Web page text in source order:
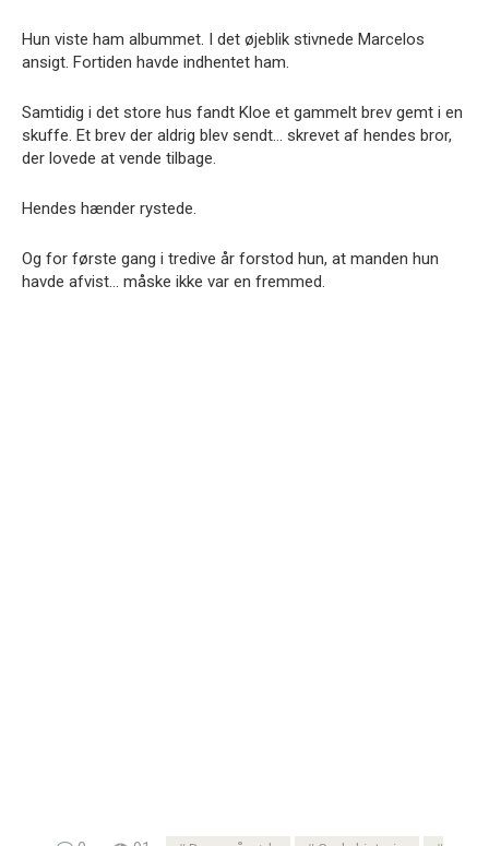
Hun viste ham albummet. I det øjeblik stivnede Marcelos
ansigt. Fortiden havde indhentet ham.
Samtidig i det store hus fandt Kloe et gammelt brev gemt i en
skuffe. Et brev der aldrig blev sendt… skrevet af hendes bror,
der lovede at vende tilbage.
Hendes hænder rystede.
Og for første gang i tredive år forstod hun, at manden hun
havde afvist… måske ikke var en fremmed.